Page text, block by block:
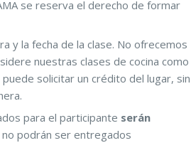
se reserva el derecho de formar
y la fecha de la clase. No ofrecemos
nuestras clases de cocina como
puede solicitar un crédito del lugar, sin
para el participante serán
podrán ser entregados